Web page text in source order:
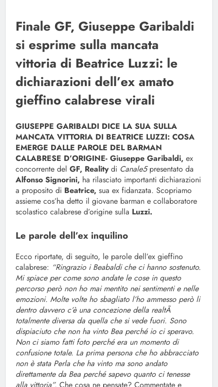
Finale GF, Giuseppe Garibaldi
si esprime sulla mancata
vittoria di Beatrice Luzzi: le
dichiarazioni dell’ex amato
gieffino calabrese virali
GIUSEPPE GARIBALDI DICE LA SUA SULLA
MANCATA VITTORIA DI BEATRICE LUZZI: COSA
EMERGE DALLE PAROLE DEL BARMAN
CALABRESE D’ORIGINE- Giuseppe Garibaldi, ex
concorrente del GF, Realitydi Canale5presentato da
Alfonso Signorini, ha rilasciato importanti dichiarazioni
a proposito di Beatrice, sua ex fidanzata. Scopriamo
assieme cos’ha detto il giovane barman e collaboratore
scolastico calabrese d’origine sulla Luzzi.
Le parole dell’ex inquilino
Ecco riportate, di seguito, le parole dell’ex gieffino
calabrese: “Ringrazio i Beabaldi che ci hanno sostenuto.
Mi spiace per come sono andate le cose in questo
percorso però non ho mai mentito nei sentimenti e nelle
emozioni. Molte volte ho sbagliato l’ho ammesso però li
dentro davvero c’è una concezione della realtÃ
totalmente diversa da quella che si vede fuori. Sono
dispiaciuto che non ha vinto Bea perché io ci speravo.
Non ci siamo fatti foto perché era un momento di
confusione totale. La prima persona che ho abbracciato
non è stata Perla che ha vinto ma sono andato
direttamente da Bea perché sapevo quanto ci tenesse